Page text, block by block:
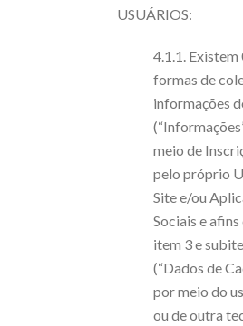
USUÁRIOS:
4.1.1. Existem
formas de
informações
meio de
pelo próprio
Site e/ou
Sociais e
item 3 e
(“Dados de
por meio do
ou de outra